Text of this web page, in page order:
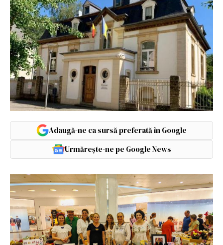
Adaugă-ne ca sursă preferată în Google
Urmărește-ne pe Google News